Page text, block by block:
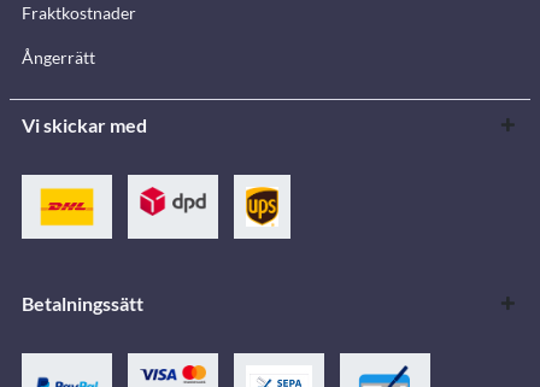
Fraktkostnader
Ångerrätt
Vi skickar med
Betalningssätt